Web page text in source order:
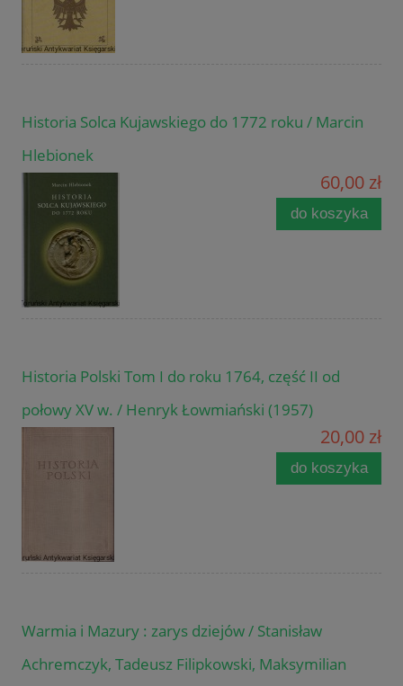
Historia Solca Kujawskiego do 1772 roku / Marcin
Hlebionek
60,00 zł
do koszyka
Historia Polski Tom I do roku 1764, część II od
połowy XV w. / Henryk Łowmiański (1957)
20,00 zł
do koszyka
Warmia i Mazury : zarys dziejów / Stanisław
Achremczyk, Tadeusz Filipkowski, Maksymilian